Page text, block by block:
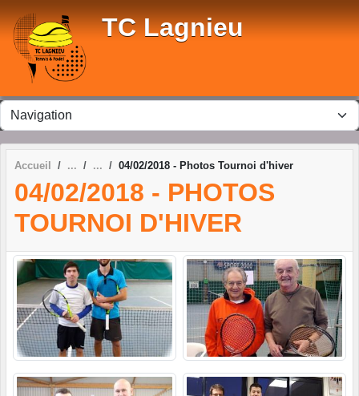
TC Lagnieu
Accueil 04/02/2018 - Photos Tournoi d'hiver
04/02/2018 - PHOTOS
TOURNOI D'HIVER